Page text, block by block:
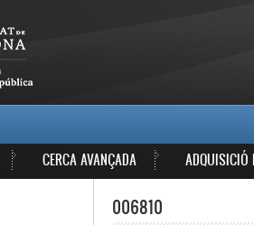
CERCA AVANÇADA ADQUISICIÓ
006810